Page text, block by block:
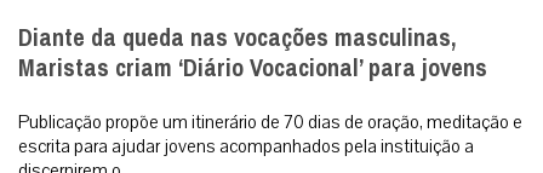
Diante da queda nas vocações masculinas,
Maristas criam ‘Diário Vocacional’ para jovens
Publicação propõe um itinerário de 70 dias de oração, meditação e
escrita para ajudar jovens acompanhados pela instituição a